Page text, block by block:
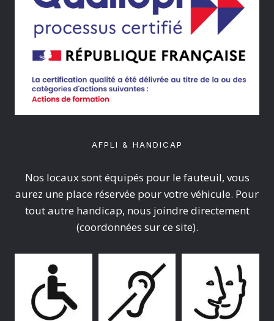
AFPLI & HANDICAP
Nos locaux sont équipés pour le fauteuil, vous
aurez une place réservée pour votre véhicule. Pour
tout autre handicap, nous joindre directement
(coordonnées sur ce site).